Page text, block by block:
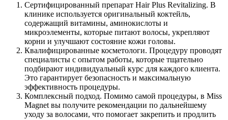
Сертифицированный препарат Hair Plus Revitalizing. В
клинике используется оригинальный коктейль,
содержащий витамины, аминокислоты и
микроэлементы, которые питают волосы, укрепляют
корни и улучшают состояние кожи головы.
Квалифицированные косметологи. Процедуру проводят
специалисты с опытом работы, которые тщательно
подбирают индивидуальный курс для каждого клиента.
Это гарантирует безопасность и максимальную
эффективность процедуры.
Комплексный подход. Помимо самой процедуры, в Miss
Magnet вы получите рекомендации по дальнейшему
уходу за волосами, что помогает закрепить и продлить